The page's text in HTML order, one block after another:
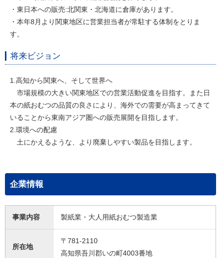
・東日本への販売:北関東・北海道に倉庫があります。
・本年8月より関東地区に営業担当者が常駐する体制をとりま
す。
将来ビジョン
1.高知から関東へ、そして世界へ
市場規模の大きい関東地区での営業活動促進を目指す。また日
本の紙おむつの品質の良さにより、海外での需要が高まってきて
いることから東南アジア圏への販売展開を目指します。
2.環境への配慮
土にかえるような、より廃棄しやすい製品を目指します。
企業情報
事業内容 製紙業・大人用紙おむつ製造業
所在地
〒781-2110
高知県吾川郡いの町4003番地